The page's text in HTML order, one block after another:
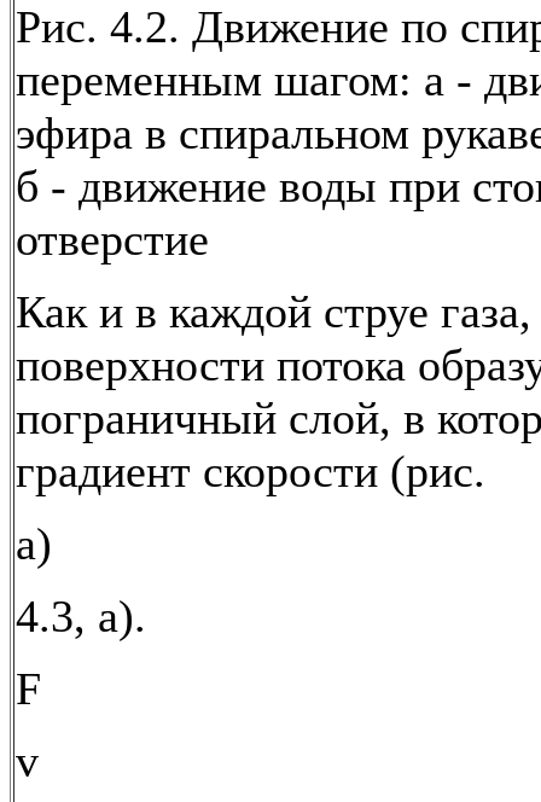
Рис. 4.2. Движение по
переменным шагом: а -
эфира в спиральном
б - движение воды при
отверстие
Как и в каждой струе
поверхности потока
пограничный слой, в
градиент скорости (рис.
а)
4.3, а).
F
v